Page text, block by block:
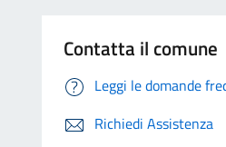
Contatta il comune
Leggi le domande
Richiedi Assistenza